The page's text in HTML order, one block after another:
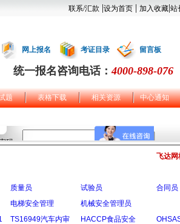
联系/汇款 |设为首页 | 加入收藏|站
网上报名 考证目录 留言板
统一报名咨询电话：4000-898-076
题 表格下载 相关资源 中心通知
飞达网
质量员 试验员
合同员
电梯安全管理
机械安全管理员
TS16949汽车内审 HACCP食品安全